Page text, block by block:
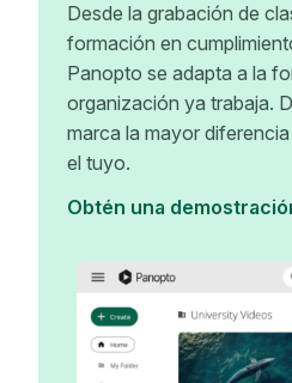
Desde la grabación de
formación en
Panopto se adapta a la
organización ya trabaja.
marca la mayor
el tuyo.
Obtén una